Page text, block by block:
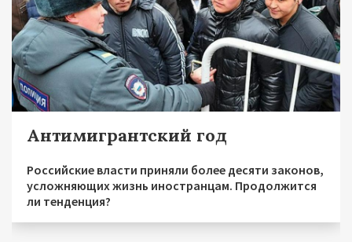
Антимигрантский год
Российские власти приняли более десяти законов,
усложняющих жизнь иностранцам. Продолжится
ли тенденция?